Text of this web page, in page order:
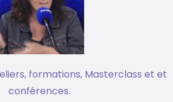
formations, Masterclass et et
conférences.